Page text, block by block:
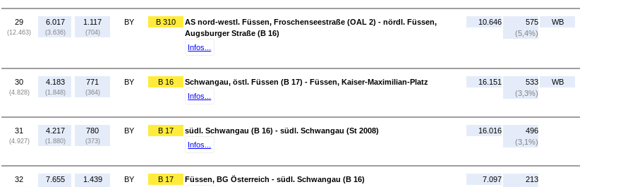
29
(12.463)
6.017
(3.636)
1.117
(704)
BY B 310
AS nord-westl. Füssen, Froschenseestraße (OAL 2) - nördl. Füssen,
Augsburger Straße (B 16)
Infos...
10.646
575
(5,4%)
WB
30
(4.828)
4.183
(1.848)
771
(364)
BY B 16
Schwangau, östl. Füssen (B 17) - Füssen, Kaiser-Maximilian-Platz
Infos...
16.151
533
(3,3%)
WB
31
(4.927)
4.217
(1.880)
780
(373)
BY B 17
südl. Schwangau (B 16) - südl. Schwangau (St 2008)
Infos...
16.016
496
(3,1%)
32 7.655 1.439 BY B 17
Füssen, BG Österreich - südl. Schwangau (B 16)
7.097
213